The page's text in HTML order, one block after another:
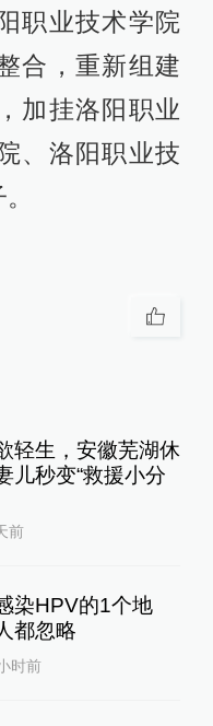
职业技术学院
合，重新组建
加挂洛阳职业
、洛阳职业技
轻生，安徽芜湖休
儿秒变“救援小分
前
染HPV的1个地
都忽略
时前